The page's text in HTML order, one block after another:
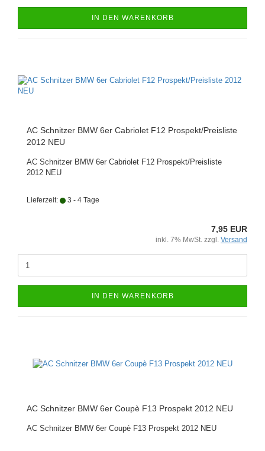
IN DEN WARENKORB
AC Schnitzer BMW 6er Cabriolet F12 Prospekt/Preisliste
2012 NEU
AC Schnitzer BMW 6er Cabriolet F12 Prospekt/Preisliste
2012 NEU
Lieferzeit: 3 - 4 Tage
7,95 EUR
inkl. 7% MwSt. zzgl. Versand
IN DEN WARENKORB
AC Schnitzer BMW 6er Coupè F13 Prospekt 2012 NEU
AC Schnitzer BMW 6er Coupè F13 Prospekt 2012 NEU